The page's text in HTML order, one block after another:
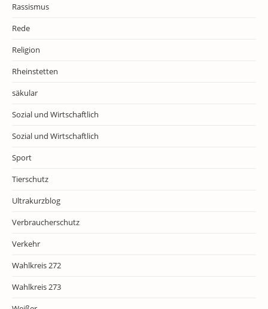
Rassismus
Rede
Religion
Rheinstetten
säkular
Sozial und Wirtschaftlich
Sozial und Wirtschaftlich
Sport
Tierschutz
Ultrakurzblog
Verbraucherschutz
Verkehr
Wahlkreis 272
Wahlkreis 273